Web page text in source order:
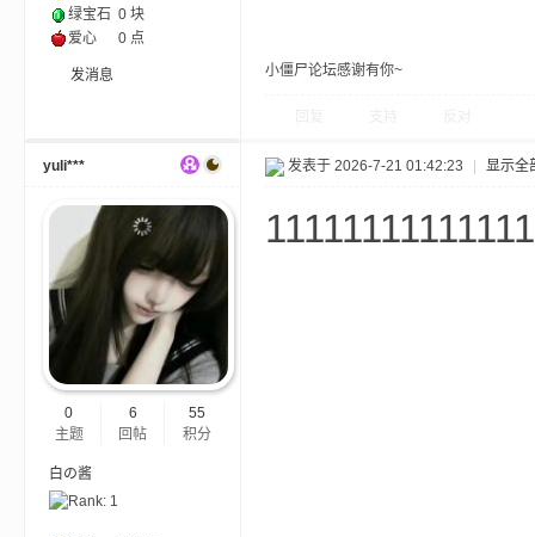
绿宝石 0 块
爱心
0 点
发消息 小僵尸论坛感谢有你~
yuli***
0
主题
6
回帖
55
积分
白の酱
发表于 2026-7-21 01:42:23 显示全